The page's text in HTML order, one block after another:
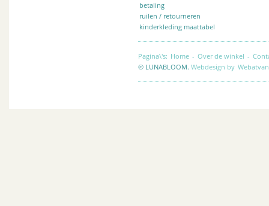
betaling
ruilen / retourneren
kinderkleding maattabel
Pagina\'s: Home - Over de winkel -
© LUNABLOOM. Webdesign by